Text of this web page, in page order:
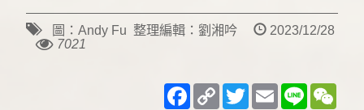
圖：Andy Fu 整理編輯：劉湘吟
2023/12/28
7021
Facebook
Copy
Link
TwitterEmailLine